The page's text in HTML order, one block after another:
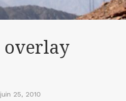
overlay
juin 25, 2010